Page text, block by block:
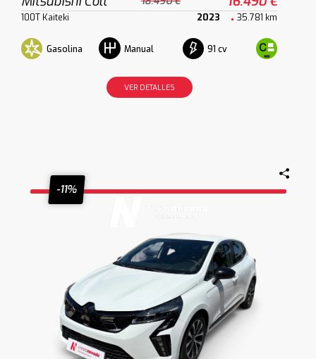
100T Kaiteki 2023 35.781 km
Gasolina Manual 91 cv
VER DETALLES
-11%